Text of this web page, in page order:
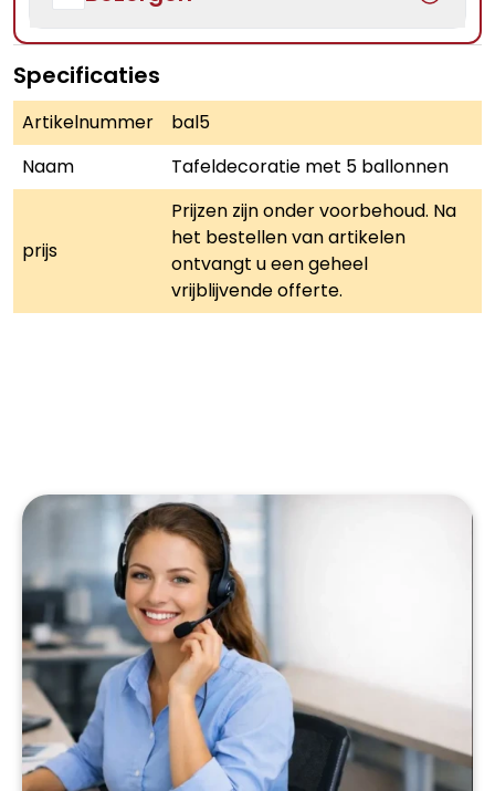
Specificaties
Artikelnummer
bal5
Naam
Tafeldecoratie met 5 ballonnen
prijs
Prijzen zijn onder voorbehoud. Na
het bestellen van artikelen
ontvangt u een geheel
vrijblijvende offerte.